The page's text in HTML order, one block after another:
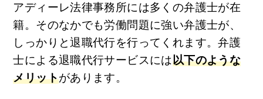
アディーレ法律事務所には多くの弁護士が在
籍。そのなかでも労働問題に強い弁護士が、
しっかりと退職代行を行ってくれます。弁護
士による退職代行サービスには以下のような
メリットがあります。